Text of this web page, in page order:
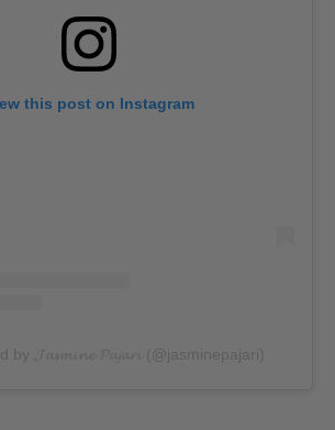
this post on Instagram
by 𝓙𝓪𝓼𝓶𝓲𝓷𝓮 𝓟𝓪𝓳𝓪𝓻𝓲 (@jasminepajari)